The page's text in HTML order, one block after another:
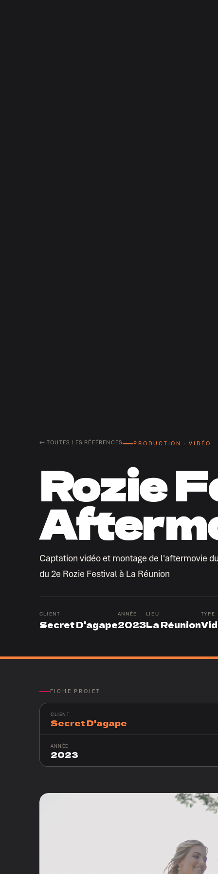
← TOUTES LES RÉFÉRENCES PRODUCTION · VIDÉO
Rozie
Captation vidéo et montage de l'aftermovie
du 2e Rozie Festival à La Réunion
CLIENT
Secret D'agape
ANNÉE
2023
LIEU
La Réunion
TYPE
FICHE PROJET
CLIENT
Secret D'agape
ANNÉE
2023